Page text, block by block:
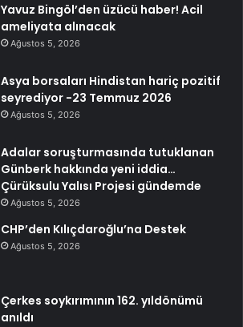
Yavuz Bingöl’den üzücü haber! Acil
ameliyata alınacak
Ağustos 5, 2026
Asya borsaları Hindistan hariç pozitif
seyrediyor -23 Temmuz 2026
Ağustos 5, 2026
Adalar soruşturmasında tutuklanan
Günberk hakkında yeni iddia…
Çürüksulu Yalısı Projesi gündemde
Ağustos 5, 2026
CHP’den Kılıçdaroğlu’na Destek
Ağustos 5, 2026
Çerkes soykırımının 162. yıldönümü
anıldı